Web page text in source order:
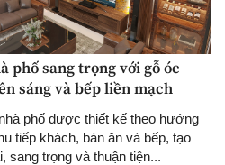
phố sang trọng với gỗ óc
sáng và bếp liền mạch
phố được thiết kế theo hướng
tiếp khách, bàn ăn và bếp, tạo
sang trọng và thuận tiện...